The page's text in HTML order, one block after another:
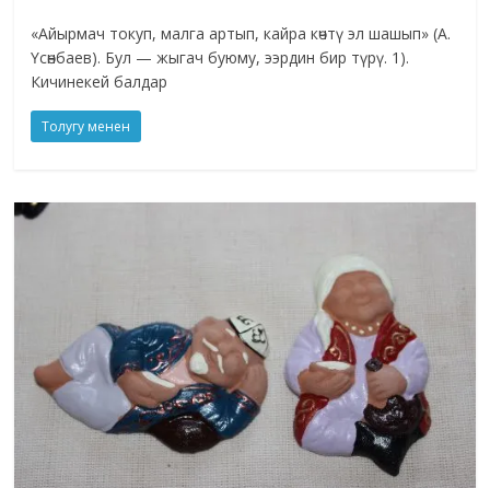
«Айырмач токуп, малга артып, кайра көчтү эл шашып» (А.
Үсөнбаев). Бул — жыгач буюму, ээрдин бир түрү. 1).
Кичинекей балдар
Толугу менен